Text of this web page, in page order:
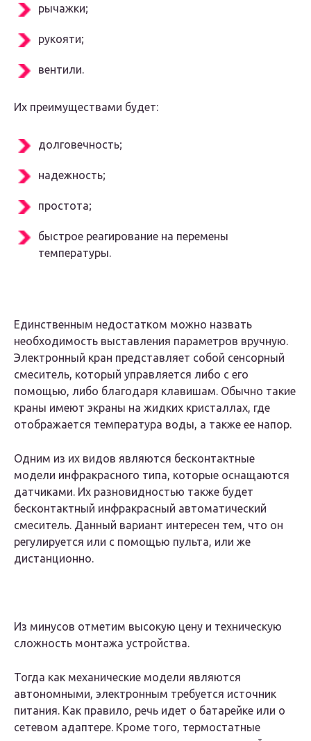
рычажки;
рукояти;
вентили.
Их преимуществами будет:
долговечность;
надежность;
простота;
быстрое реагирование на перемены
температуры.
Единственным недостатком можно назвать
необходимость выставления параметров вручную.
Электронный кран представляет собой сенсорный
смеситель, который управляется либо с его
помощью, либо благодаря клавишам. Обычно такие
краны имеют экраны на жидких кристаллах, где
отображается температура воды, а также ее напор.
Одним из их видов являются бесконтактные
модели инфракрасного типа, которые оснащаются
датчиками. Их разновидностью также будет
бесконтактный инфракрасный автоматический
смеситель. Данный вариант интересен тем, что он
регулируется или с помощью пульта, или же
дистанционно.
Из минусов отметим высокую цену и техническую
сложность монтажа устройства.
Тогда как механические модели являются
автономными, электронным требуется источник
питания. Как правило, речь идет о батарейке или о
сетевом адаптере. Кроме того, термостатные